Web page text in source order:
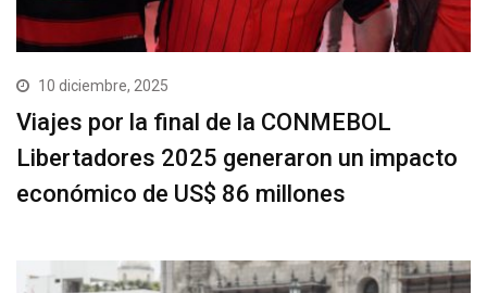
10 diciembre, 2025
Viajes por la final de la CONMEBOL
Libertadores 2025 generaron un impacto
económico de US$ 86 millones